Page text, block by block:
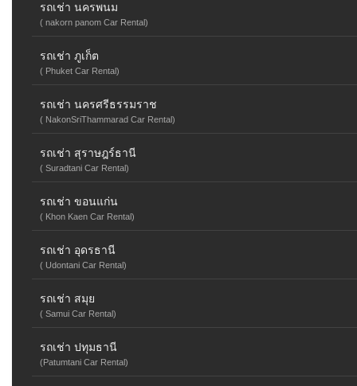
รถเช่า นครพนม
( nakorn panom Car Rental)
รถเช่า ภูเก็ต
( Phuket Car Rental)
รถเช่า นครศรีธรรมราช
( NakonSriThammarad Car Rental)
รถเช่า สุราษฎร์ธานี
( Suradtani Car Rental)
รถเช่า ขอนแก่น
( Khon Kaen Car Rental)
รถเช่า อุดรธานี
( Udontani Car Rental)
รถเช่า สมุย
( Samui Car Rental)
รถเช่า ปทุมธานี
(Patumtani Car Rental)